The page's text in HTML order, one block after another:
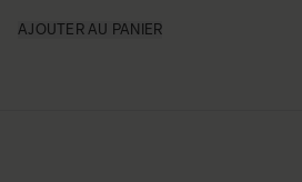
AJOUTER AU PANIER